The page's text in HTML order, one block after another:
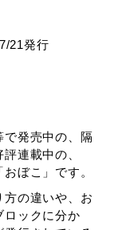
21発行
で発売中の、隔
連載中の、
ぼこ」です。
方の違いや、お
ロックに分か